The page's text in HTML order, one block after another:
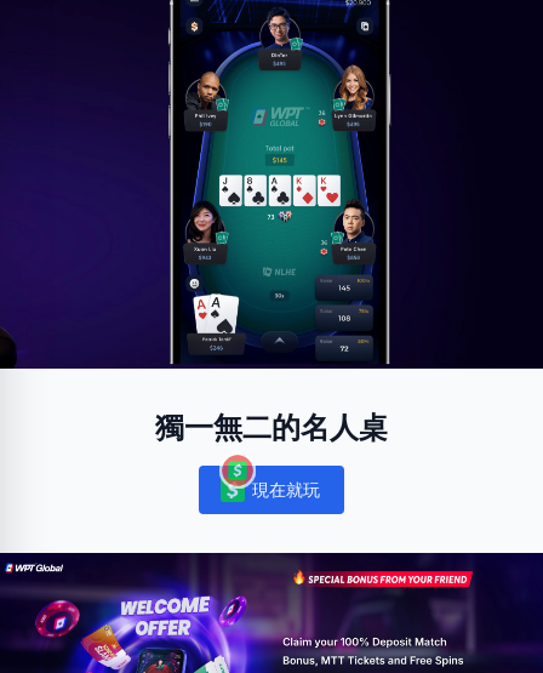
獨一無二的名人桌
Notifications
現在就玩